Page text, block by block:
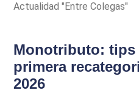
Actualidad "Entre Colegas"
Monotributo: tips
primera
2026